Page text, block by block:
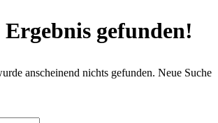
gefunden!
anscheinend nichts gefunden. Neue Suche